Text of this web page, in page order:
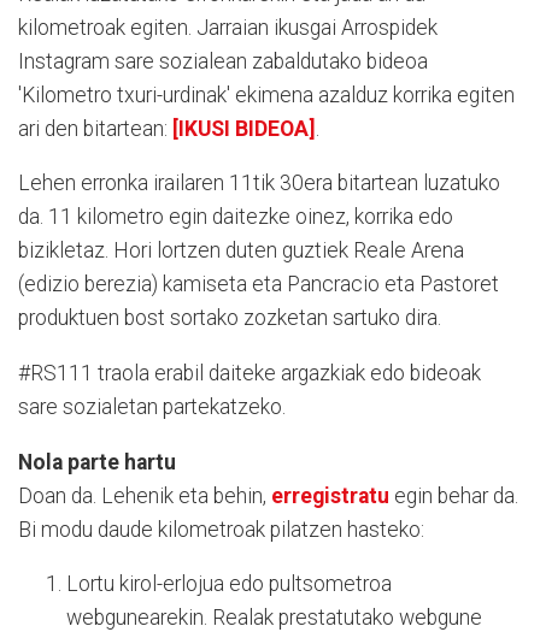
kilometroak egiten. Jarraian ikusgai Arrospidek
Instagram sare sozialean zabaldutako bideoa
'Kilometro txuri-urdinak' ekimena azalduz korrika egiten
ari den bitartean: [IKUSI BIDEOA]
Lehen erronka irailaren 11tik 30era bitartean luzatuko
da. 11 kilometro egin daitezke oinez, korrika edo
bizikletaz. Hori lortzen duten guztiek Reale Arena
(edizio berezia) kamiseta eta Pancracio eta Pastoret
produktuen bost sortako zozketan sartuko dira.
#RS111 traola erabil daiteke argazkiak edo bideoak
sare sozialetan partekatzeko.
Nola parte hartu
Doan da. Lehenik eta behin, erregistratu egin behar da.
Bi modu daude kilometroak pilatzen hasteko:
Lortu kirol-erlojua edo pultsometroa
webgunearekin. Realak prestatutako webgune